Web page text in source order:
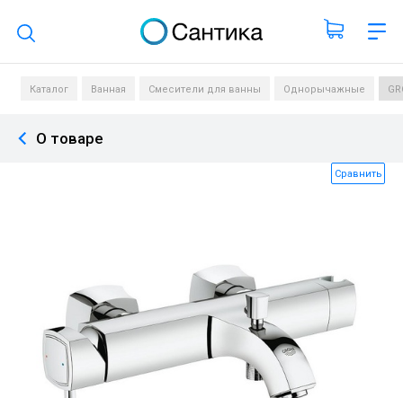
Поиск по каталогу
Каталог Ванная Смесители для ванны Однорычажные
О товаре
Сравнить